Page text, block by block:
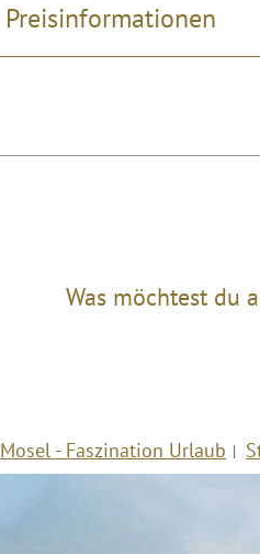
Preisinformationen
Was möchtest du
Mosel - Faszination Urlaub